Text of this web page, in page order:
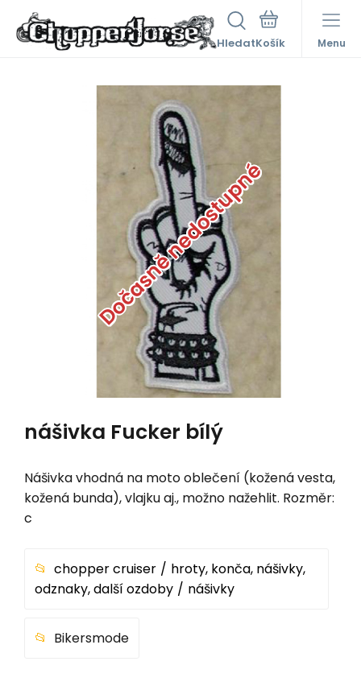
Hledat Menu
Dočasně nedostupné
nášivka Fucker bílý
Nášivka vhodná na moto oblečení (kožená vesta,
kožená bunda), vlajku aj., možno nažehlit. Rozměr:
c
chopper cruiser
hroty, konča, nášivky,
odznaky, další ozdoby
nášivky
Bikersmode